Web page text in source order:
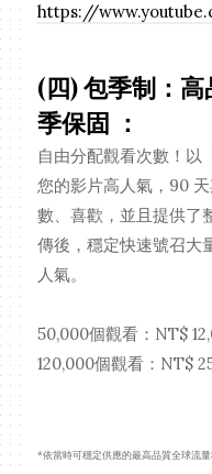
https://
(四) 包季制：
季保固 ：
自由分配觀看次數！以
您的影片高人氣，90
數、喜歡，並且提供了
傳後，穩定快速號召大
人氣。
50,000個觀看：NT$
120,000個觀看：NT$
*依當時可穩定供應的最高品質全球流量